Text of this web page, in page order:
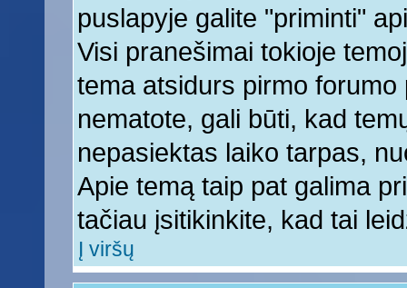
puslapyje galite "priminti"
Visi pranešimai tokioje
tema atsidurs pirmo
nematote, gali būti, kad
nepasiektas laiko tarpas,
Apie temą taip pat galima
tačiau įsitikinkite, kad tai
Į viršų